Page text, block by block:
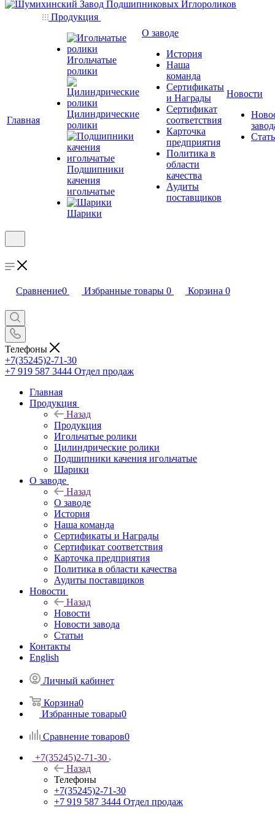
Главная
Продукция
Игольчатые
ролики
Цилиндрические
ролики
Подшипники
качения
игольчатые
Шарики
О заводе
История
Наша
команда
Сертификаты
и Награды
Сертификат
соответствия
Карточка
предприятия
Политика в
области
качества
Аудиты
поставщиков
Новости
Сравнение0 Избранные товары 0 Корзина 0
Телефоны
+7(35245)2-71-30
+7 919 587 3444 Отдел продаж
Главная
Продукция
Назад
Продукция
Игольчатые ролики
Цилиндрические ролики
Подшипники качения игольчатые
Шарики
О заводе
Назад
О заводе
История
Наша команда
Сертификаты и Награды
Сертификат соответствия
Карточка предприятия
Политика в области качества
Аудиты поставщиков
Новости
Назад
Новости
Новости завода
Статьи
Контакты
English
Личный кабинет
Корзина0
Избранные товары0
Сравнение товаров0
+7(35245)2-71-30
Назад
Телефоны
+7(35245)2-71-30
+7 919 587 3444 Отдел продаж